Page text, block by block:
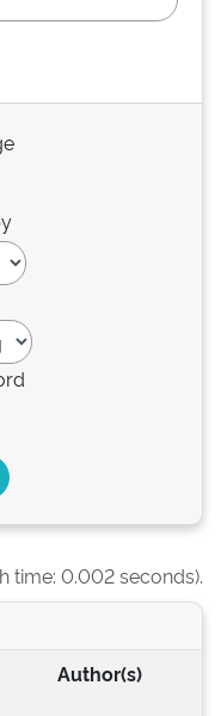
time: 0.002 seconds).
Author(s)